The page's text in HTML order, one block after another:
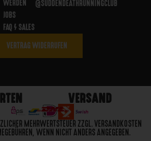
WERDEN
JOBS
FAQ / SALES
@SUDDENDEATHRUNNINGCLUB
VERTRAG WIDERRUFEN
VERSAND
MEHRWERTSTEUER ZZGL. VERSANDKOSTEN
WENN NICHT ANDERS ANGEGEBEN.